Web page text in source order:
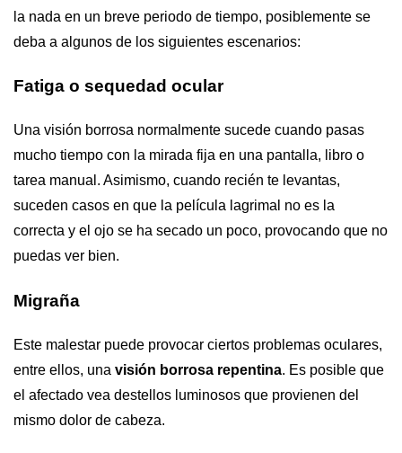
la nada en un breve periodo de tiempo, posiblemente se
deba a algunos de los siguientes escenarios:
Fatiga o sequedad ocular
Una visión borrosa normalmente sucede cuando pasas
mucho tiempo con la mirada fija en una pantalla, libro o
tarea manual. Asimismo, cuando recién te levantas,
suceden casos en que la película lagrimal no es la
correcta y el ojo se ha secado un poco, provocando que no
puedas ver bien.
Migraña
Este malestar puede provocar ciertos problemas oculares,
entre ellos, una visión borrosa repentina. Es posible que
el afectado vea destellos luminosos que provienen del
mismo dolor de cabeza.